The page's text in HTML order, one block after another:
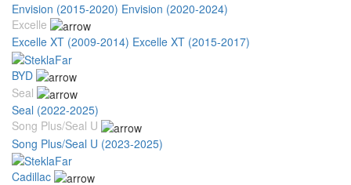
Envision (2015-2020) Envision (2020-2024)
Excelle
Excelle XT (2009-2014) Excelle XT (2015-2017)
BYD
Seal
Seal (2022-2025)
Song Plus/Seal U
Song Plus/Seal U (2023-2025)
Cadillac